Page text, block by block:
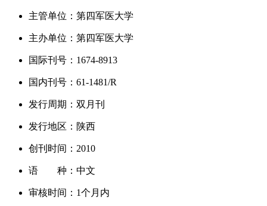
主管单位： 第四军医大学
主办单位： 第四军医大学
国际刊号： 1674-8913
国内刊号： 61-1481/R
发行周期： 双月刊
发行地区： 陕西
创刊时间： 2010
语 种： 中文
审核时间： 1个月内